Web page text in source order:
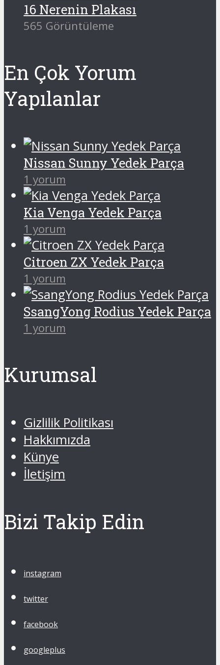
16 Nerenin Plakası
565 Görüntüleme
En Çok Yorum
Yapılanlar
Nissan Sunny Yedek Parça
1 yorum
Kia Venga Yedek Parça
1 yorum
Citroen ZX Yedek Parça
1 yorum
SsangYong Rodius Yedek Parça
1 yorum
Kurumsal
Gizlilik Politikası
Hakkımızda
Künye
İletişim
Bizi Takip Edin
instagram
twitter
facebook
googleplus